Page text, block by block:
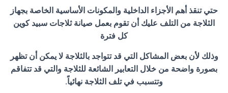
حتي تنقذ أهم الأجزاء الداخلية والمكونات الأساسية الخاصة بجهاز
الثلاجة من التلف عليك أن تقوم بعمل صيانة ثلاجات سبيد كوين
كل فترة
وذلك لأن بعض المشاكل التي قد تتواجد بالثلاجة لا يمكن أن تظهر
بصورة واضحة من خلال التعابير الشائعة للثلاجة والتي قد تتفاقم
وتتسبب في تلف الثلاجة نهائياً.